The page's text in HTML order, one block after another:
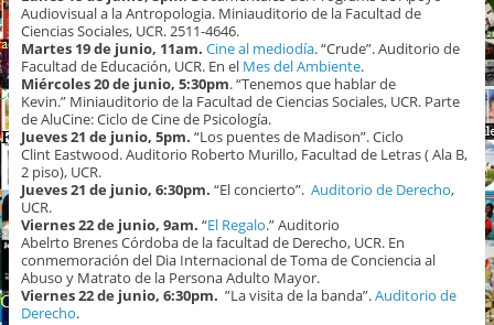
Audiovisual a la Antropologia. Miniauditorio de la Facultad de
Ciencias Sociales, UCR. 2511-4646.
Martes 19 de junio, 11am. Cine al mediodía. “Crude”. Auditorio de
Facultad de Educación, UCR. En el Mes del Ambiente.
Miércoles 20 de junio, 5:30pm. “Tenemos que hablar de
Kevin.” Miniauditorio de la Facultad de Ciencias Sociales, UCR. Parte
de AluCine: Ciclo de Cine de Psicología.
Jueves 21 de junio, 5pm. “Los puentes de Madison”. Ciclo
Clint Eastwood. Auditorio Roberto Murillo, Facultad de Letras ( Ala B,
2 piso), UCR.
Jueves 21 de junio, 6:30pm. “El concierto”. Auditorio de Derecho,
UCR.
Viernes 22 de junio, 9am. “El Regalo.” Auditorio
Abelrto Brenes Córdoba de la facultad de Derecho, UCR. En
conmemoración del Dia Internacional de Toma de Conciencia al
Abuso y Matrato de la Persona Adulto Mayor.
Viernes 22 de junio, 6:30pm. ”La visita de la banda”.Auditorio de
Derecho.